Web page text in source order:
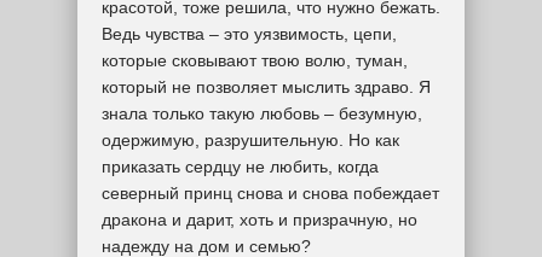
красотой, тоже решила, что нужно бежать.
Ведь чувства – это уязвимость, цепи,
которые сковывают твою волю, туман,
который не позволяет мыслить здраво. Я
знала только такую любовь – безумную,
одержимую, разрушительную. Но как
приказать сердцу не любить, когда
северный принц снова и снова побеждает
дракона и дарит, хоть и призрачную, но
надежду на дом и семью?